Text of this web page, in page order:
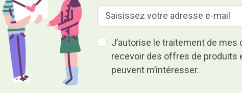
J’autorise le traitement de mes
recevoir des offres de produits
peuvent m’intéresser.